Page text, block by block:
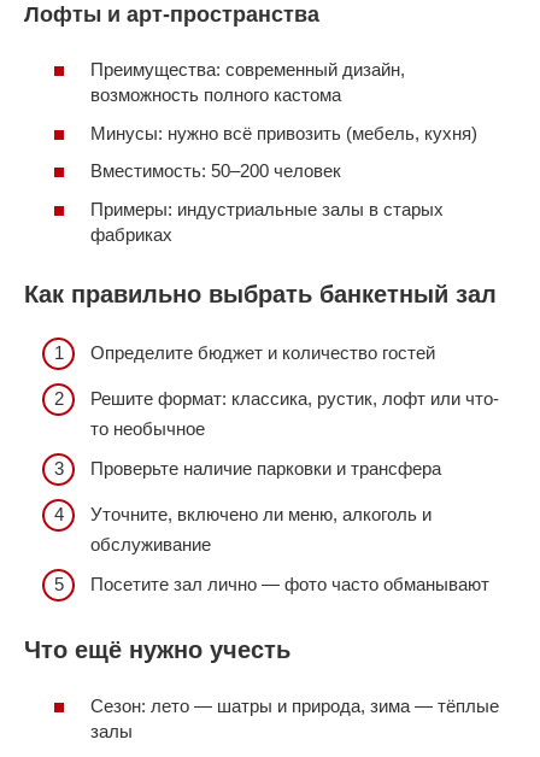
Лофты и арт-пространства
Преимущества: современный дизайн,
возможность полного кастома
Минусы: нужно всё привозить (мебель, кухня)
Вместимость: 50–200 человек
Примеры: индустриальные залы в старых
фабриках
Как правильно выбрать банкетный зал
Определите бюджет и количество гостей
Решите формат: классика, рустик, лофт или что-
то необычное
Проверьте наличие парковки и трансфера
Уточните, включено ли меню, алкоголь и
обслуживание
Посетите зал лично — фото часто обманывают
Что ещё нужно учесть
Сезон: лето — шатры и природа, зима — тёплые
залы